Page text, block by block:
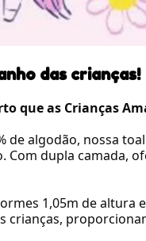
das crianças!
que as Crianças
de algodão, nossa
Com dupla camada,
1,05m de altura
crianças,